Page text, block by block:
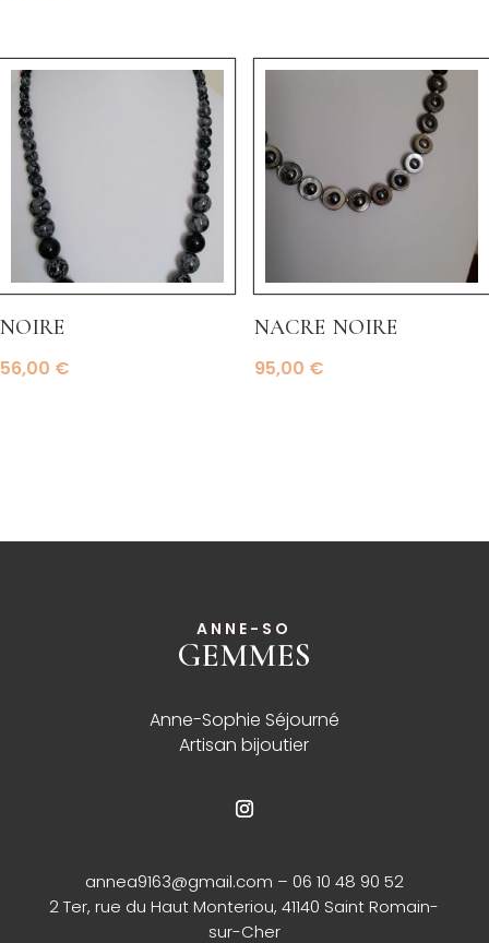
noire
56,00 €
nacre noire
95,00 €
ANNE-SO
GEMMES
Anne-Sophie Séjourné
Artisan bijoutier
annea9163@gmail.com – 06 10 48 90 52
2 Ter, rue du Haut Monteriou, 41140 Saint Romain-
sur-Cher